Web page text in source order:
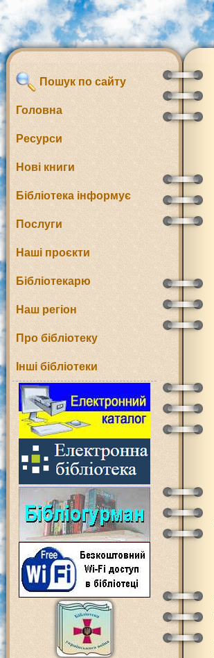
Пошук по сайту
Головна
Ресурси
Нові книги
Бібліотека інформує
Послуги
Наші проєкти
Бібліотекарю
Наш регіон
Про бібліотеку
Інші бібліотеки